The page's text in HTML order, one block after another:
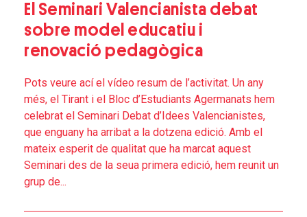
El Seminari Valencianista debat
sobre model educatiu i
renovació pedagògica
Pots veure ací el vídeo resum de l’activitat. Un any
més, el Tirant i el Bloc d’Estudiants Agermanats hem
celebrat el Seminari Debat d’Idees Valencianistes,
que enguany ha arribat a la dotzena edició. Amb el
mateix esperit de qualitat que ha marcat aquest
Seminari des de la seua primera edició, hem reunit un
grup de...